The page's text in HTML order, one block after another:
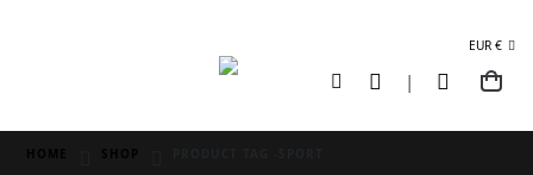
EUR €